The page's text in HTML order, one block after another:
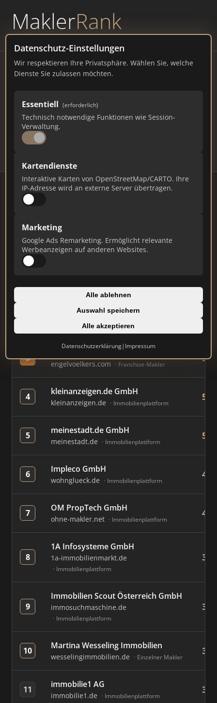
MaklerRank
powered byWAVEPOINT
Datenschutz-Einstellungen
Wir respektieren Ihre Privatsphäre. Wählen Sie, welche
Dienste Sie zulassen möchten.
Essentiell (erforderlich)
Technisch notwendige Funktionen wie Session-
Verwaltung.
Kartendienste
Interaktive Karten von OpenStreetMap/CARTO. Ihre
IP-Adresse wird an externe Server übertragen.
Marketing
Google Ads Remarketing. Ermöglicht relevante
Werbeanzeigen auf anderen Websites.
Alle ablehnen
Auswahl speichern
Alle akzeptieren
Datenschutzerklärung| Impressum
Immobilienmakler Rott –
Ranking Juli 2026
RHEINLAND-PFALZ339 EINWOHNER
111 519
# MAKLER / FIRMA
immobilienscout24.de Immobilienplattform
AVIV Germany GmbH
immowelt.de Immobilienplattform
793
3 Engel & Völkers GmbH
engelvoelkers.com Franchise-Makler
577
4 kleinanzeigen.de GmbH
kleinanzeigen.de Immobilienplattform
568
5 meinestadt.de GmbH
meinestadt.de Immobilienplattform
522
6 Impleco GmbH
wohnglueck.de Immobilienplattform
435
7 OM PropTech GmbH
ohne-makler.net Immobilienplattform
433
8
1A Infosysteme GmbH
1a-immobilienmarkt.de
Immobilienplattform
354
9
Immobilien Scout Österreich GmbH
immosuchmaschine.de
Immobilienplattform
353
10 Martina Wesseling Immobilien
wesselingimmobilien.de Einzelner Makler
332
11 immobilie1 AG
immobilie1.de Immobilienplattform
330